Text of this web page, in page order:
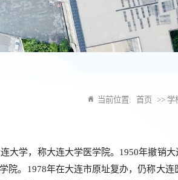
当前位置: 首页 >> 学
大学，称大连大学医学院。1950年撤销
院。1978年在大连市原址复办，仍称大连